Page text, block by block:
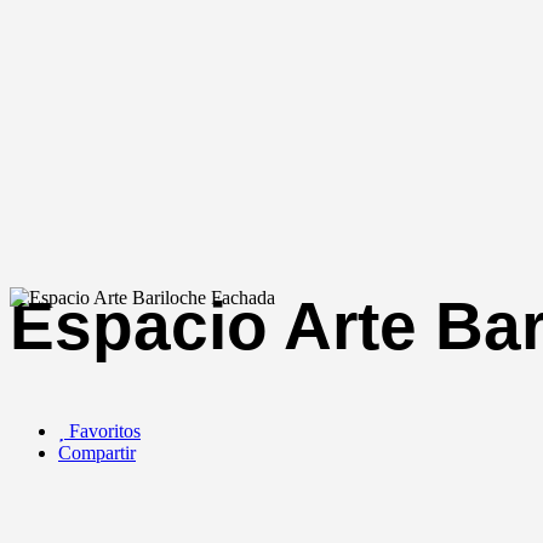
Espacio Arte
Favoritos
Compartir